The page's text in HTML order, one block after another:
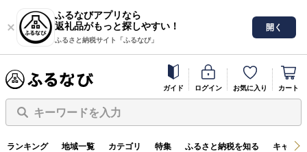
ふるなびアプリなら
返礼品がもっと探しやすい！
ふるさと納税サイト「ふるなび」
開く
ガイド ログイン お気に入り カート
キーワードを入力
ランキング 地域一覧 カテゴリ 特集 ふるさと納税を知る キャン